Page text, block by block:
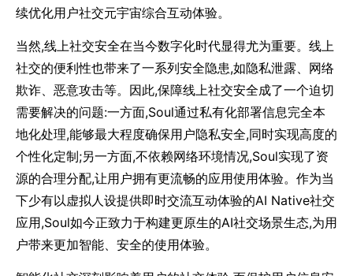
续优化用户社交元宇宙综合互动体验。
当然,线上社交安全在当今数字化时代显得尤为重要。线上
社交的便利性也带来了一系列安全隐患,如隐私泄露、网络
欺诈、恶意攻击等。因此,保障线上社交安全成了一个迫切
需要解决的问题:一方面,Soul通过私有化部署信息完全本
地化处理,能够最大程度确保用户隐私安全,同时实现高度的
个性化定制;另一方面,不依赖网络环境情况,Soul实现了资
源的合理分配,让用户拥有更流畅的应用使用体验。作为当
下少有以虚拟人设提供即时交流互动体验的AI Native社交
应用,Soul如今正致力于构建更原生的AI社交场景生态,为用
户带来更加智能、安全的使用体验。